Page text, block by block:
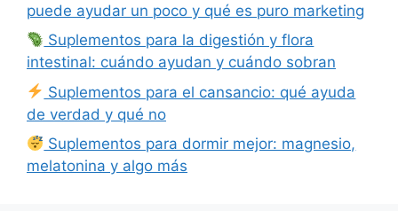
puede ayudar un poco y qué es puro marketing
Suplementos para la digestión y flora
intestinal: cuándo ayudan y cuándo sobran
Suplementos para el cansancio: qué ayuda
de verdad y qué no
Suplementos para dormir mejor: magnesio,
melatonina y algo más